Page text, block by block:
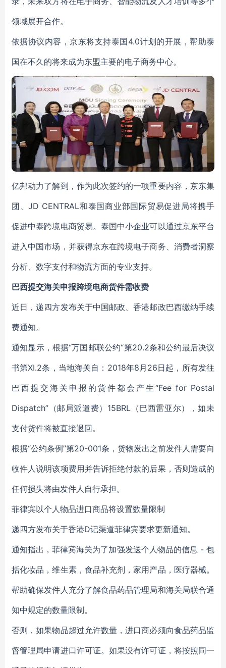
领域展开合作。
依据协议内容，京东将支持泰国4.0计划的开展，帮助泰
国在不久的将来成为东盟主要的电子商务中心。
亿邦动力了解到，作为此次签约的一项重要内容，京东集
团、JD CENTRAL和泰国商业部国际贸易促进局将携手
促进中泰跨境电商贸易。泰国中小企业可以通过京东平台
进入中国市场，并获得京东在跨境电子商务、消费者洞察
分析、数字支付和物流方面的专业支持。
巴西提交海关申报跨境电商货件需收费
近日，递四方发布关于中国邮政、香港邮政巴西缴纳手续
费通知。
通知显示，根据“万国邮联公约“第20.2条和公约最后决议
书第XI.2条，当地海关自：2018年8月26日起，所有发往
巴西提交海关申报的货件都会产生“Fee for Postal
Dispatch”（邮局派遣费）15BRL（巴西雷亚尔），如未
支付货件将被直接退回。
根据“公约条例”第20-001条，货物发出之前发件人需要向
收件人说明该项费用并告诉拒绝付款的后果，否则造成的
任何损失将由发件人自行承担。
菲律宾以个人物品进口商品将设置数量限制
递四方发布关于香港D记渠道菲律宾要求更新通知。
通知指出，菲律宾海关为了加强发送个人物品的信息 - 包
括化妆品，维生素，食品补充剂，家用产品，医疗器械。
帮助确保发件人充分了解食品药品管理局和海关局联合通
知中规定的数量限制。
否则，如果物品超过允许数量，进口商必须向食品药品监
督管理局申请进口许可证。如果没有许可证，将按照同一